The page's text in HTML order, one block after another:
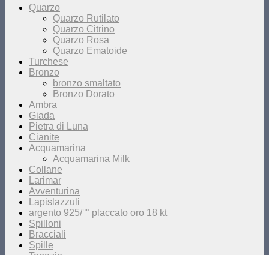
Quarzo
Quarzo Rutilato
Quarzo Citrino
Quarzo Rosa
Quarzo Ematoide
Turchese
Bronzo
bronzo smaltato
Bronzo Dorato
Ambra
Giada
Pietra di Luna
Cianite
Acquamarina
Acquamarina Milk
Collane
Larimar
Avventurina
Lapislazzuli
argento 925/°° placcato oro 18 kt
Spilloni
Bracciali
Spille